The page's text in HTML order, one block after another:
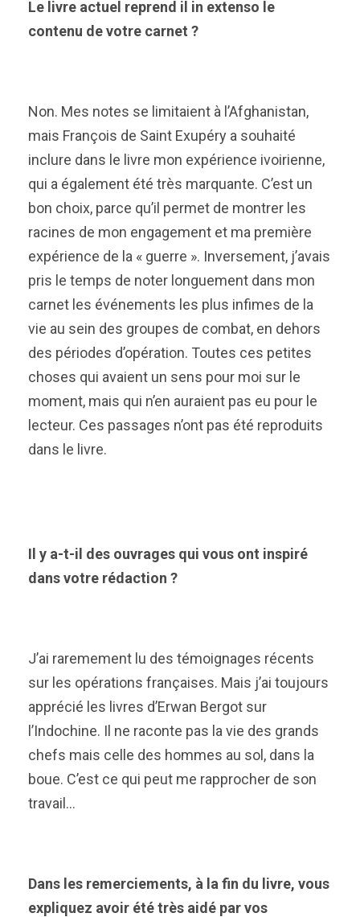
Le livre actuel reprend il in extenso le
contenu de votre carnet ?
Non. Mes notes se limitaient à l’Afghanistan,
mais François de Saint Exupéry a souhaité
inclure dans le livre mon expérience ivoirienne,
qui a également été très marquante. C’est un
bon choix, parce qu’il permet de montrer les
racines de mon engagement et ma première
expérience de la « guerre ». Inversement, j’avais
pris le temps de noter longuement dans mon
carnet les événements les plus infimes de la
vie au sein des groupes de combat, en dehors
des périodes d’opération. Toutes ces petites
choses qui avaient un sens pour moi sur le
moment, mais qui n’en auraient pas eu pour le
lecteur. Ces passages n’ont pas été reproduits
dans le livre.
Il y a-t-il des ouvrages qui vous ont inspiré
dans votre rédaction ?
J’ai raremement lu des témoignages récents
sur les opérations françaises. Mais j’ai toujours
apprécié les livres d’Erwan Bergot sur
l’Indochine. Il ne raconte pas la vie des grands
chefs mais celle des hommes au sol, dans la
boue. C’est ce qui peut me rapprocher de son
travail…
Dans les remerciements, à la fin du livre, vous
expliquez avoir été très aidé par vos